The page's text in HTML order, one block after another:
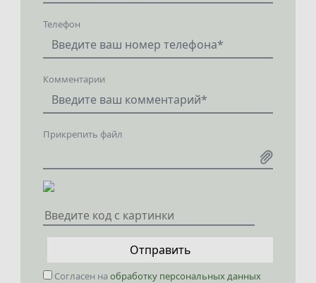
Телефон
Комментарии
Прикрепить файл
Отправить
Согласен на обработку персональных данных